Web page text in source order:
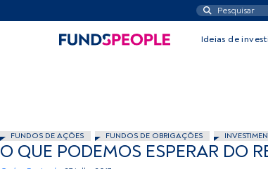
Ideias de
FUNDOS DE AÇÕES FUNDOS DE OBRIGAÇÕES
O QUE PODEMOS ESPERAR DO